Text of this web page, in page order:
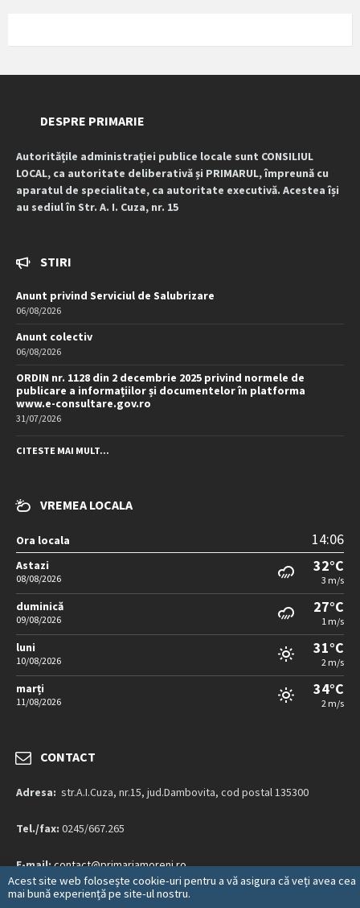
DESPRE PRIMARIE
Autoritățile administrației publice locale sunt CONSILIUL
LOCAL, ca autoritate deliberativă și PRIMARUL, împreună cu
aparatul de specialitate, ca autoritate executivă. Acestea își
au sediul în Str. A. I. Cuza, nr. 15
STIRI
Anunt privind Serviciul de Salubrizare
06/08/2026
Anunt colectiv
06/08/2026
ORDIN nr. 1128 din 2 decembrie 2025 privind normele de
publicare a informațiilor și documentelor în platforma
www.e-consultare.gov.ro
31/07/2026
CITESTE MAI MULT...
VREMEA LOCALA
Ora locala 14:06
Astazi
08/08/2026
32°C
3 m/s
duminică
09/08/2026
27°C
1 m/s
luni
10/08/2026
31°C
2 m/s
marți
11/08/2026
34°C
2 m/s
CONTACT
Adresa: str.A.I.Cuza, nr.15, jud.Dambovita, cod postal 135300
Tel./fax: 0245/667.265
E-mail:contact@primariamoreni.ro
Mai multe detalii…
Acest site web folosește cookie-uri pentru a vă asigura că veți avea cea
mai bună experiență pe site-ul nostru.